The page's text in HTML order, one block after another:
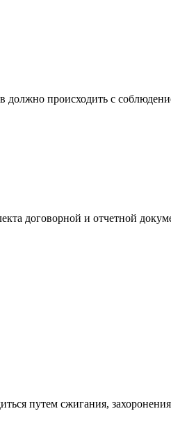
должно происходить с
договорной и отчетной
путем сжигания,